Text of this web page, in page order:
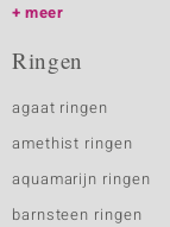
meer
Ringen
agaat ringen
amethist ringen
aquamarijn ringen
barnsteen ringen